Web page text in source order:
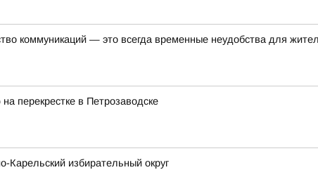
коммуникаций — это всегда временные неудобства для
перекрестке в Петрозаводске
Карельский избирательный округ